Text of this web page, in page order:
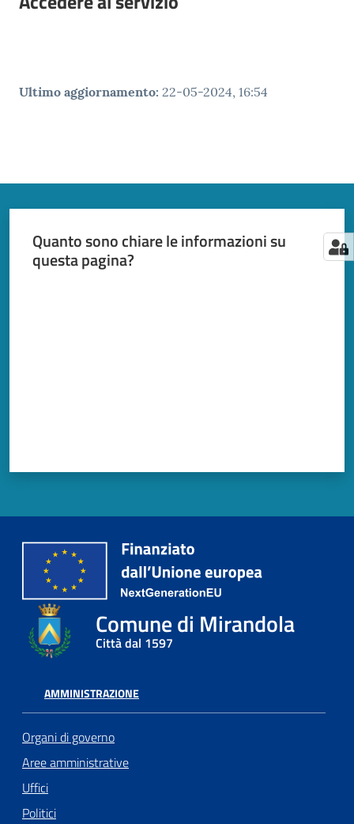
Ultimo aggiornamento: 22-05-2024, 16:54
Quanto sono chiare le informazioni su
questa pagina?
Comune di Mirandola
Città dal 1597
AMMINISTRAZIONE
Organi di governo
Aree amministrative
Uffici
Politici